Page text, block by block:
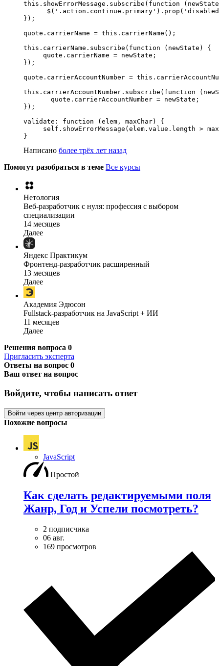
this.showErrorMessage.subscribe(function
});
quote.carrierName = this.carrierName();
this.carrierName.subscribe(function (newState) {
     quote.carrierName = newState;
});
quote.carrierAccountNumber =
this.carrierAccountNumber.subscribe(function
       quote.carrierAccountNumber = newState;
});
validate: function (elem, maxChar) {
self.showErrorMessage(elem.value.length >
}
Написано более трёх лет назад
Помогут разобраться в теме Все курсы
Нетология
Веб-разработчик с нуля: профессия с выбором
специализации
14 месяцев
Далее
Яндекс Практикум
Фронтенд-разработчик расширенный
13 месяцев
Далее
Академия Эдюсон
Fullstack-разработчик на JavaScript + ИИ
11 месяцев
Далее
Решения вопроса 0
Пригласить эксперта
Ответы на вопрос 0
Ваш ответ на вопрос
Войдите, чтобы написать ответ
Войти через центр авторизации
Похожие вопросы
JavaScript
Простой
Как сделать редактируемыми поля
Жанр, Год и Успели посмотреть?
2 подписчика
06 авг.
169 просмотров